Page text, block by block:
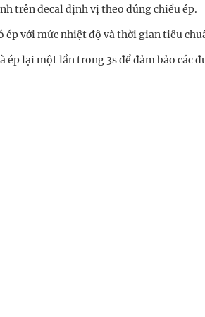
trên decal định vị theo đúng chiều ép.
ép với mức nhiệt độ và thời gian tiêu
lại một lần trong 3s để đảm bảo các